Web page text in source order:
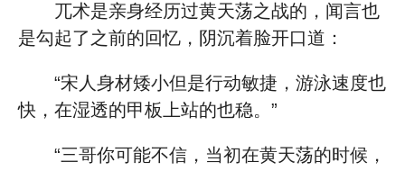
兀术是亲身经历过黄天荡之战的，闻言也
是勾起了之前的回忆，阴沉着脸开口道：
“宋人身材矮小但是行动敏捷，游泳速度也
快，在湿透的甲板上站的也稳。”
“三哥你可能不信，当初在黄天荡的时候，